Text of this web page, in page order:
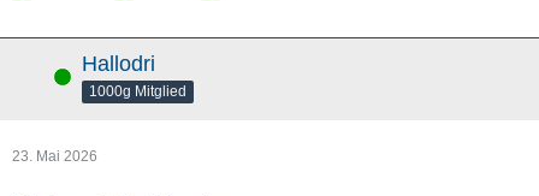
Online Hallodri
1000g Mitglied
23. Mai 2026